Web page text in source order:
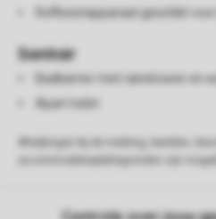
Koffiezetapparaat geschikt
Sanitair
Badkamer met rainshower en
Apart toilet